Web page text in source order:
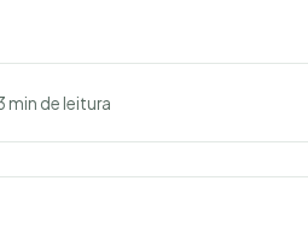
min de leitura